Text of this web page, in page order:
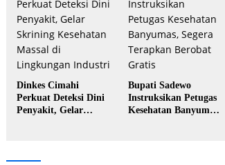
Dinkes Cimahi
Perkuat Deteksi Dini
Penyakit, Gelar
Bupati Sadewo
Instruksikan Petugas
Kesehatan Banyumas,